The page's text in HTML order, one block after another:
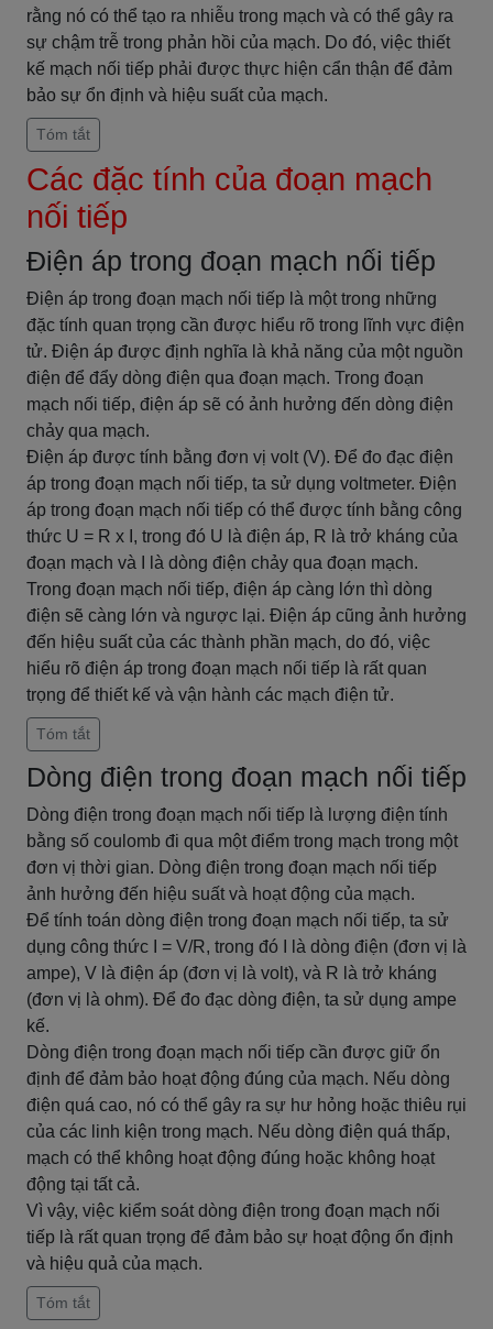
rằng nó có thể tạo ra nhiễu trong mạch và có thể gây ra
sự chậm trễ trong phản hồi của mạch. Do đó, việc thiết
kế mạch nối tiếp phải được thực hiện cẩn thận để đảm
bảo sự ổn định và hiệu suất của mạch.
Tóm tắt
Các đặc tính của đoạn mạch
nối tiếp
Điện áp trong đoạn mạch nối tiếp
Điện áp trong đoạn mạch nối tiếp là một trong những
đặc tính quan trọng cần được hiểu rõ trong lĩnh vực điện
tử. Điện áp được định nghĩa là khả năng của một nguồn
điện để đẩy dòng điện qua đoạn mạch. Trong đoạn
mạch nối tiếp, điện áp sẽ có ảnh hưởng đến dòng điện
chảy qua mạch.
Điện áp được tính bằng đơn vị volt (V). Để đo đạc điện
áp trong đoạn mạch nối tiếp, ta sử dụng voltmeter. Điện
áp trong đoạn mạch nối tiếp có thể được tính bằng công
thức U = R x I, trong đó U là điện áp, R là trở kháng của
đoạn mạch và I là dòng điện chảy qua đoạn mạch.
Trong đoạn mạch nối tiếp, điện áp càng lớn thì dòng
điện sẽ càng lớn và ngược lại. Điện áp cũng ảnh hưởng
đến hiệu suất của các thành phần mạch, do đó, việc
hiểu rõ điện áp trong đoạn mạch nối tiếp là rất quan
trọng để thiết kế và vận hành các mạch điện tử.
Tóm tắt
Dòng điện trong đoạn mạch nối tiếp
Dòng điện trong đoạn mạch nối tiếp là lượng điện tính
bằng số coulomb đi qua một điểm trong mạch trong một
đơn vị thời gian. Dòng điện trong đoạn mạch nối tiếp
ảnh hưởng đến hiệu suất và hoạt động của mạch.
Để tính toán dòng điện trong đoạn mạch nối tiếp, ta sử
dụng công thức I = V/R, trong đó I là dòng điện (đơn vị là
ampe), V là điện áp (đơn vị là volt), và R là trở kháng
(đơn vị là ohm). Để đo đạc dòng điện, ta sử dụng ampe
kế.
Dòng điện trong đoạn mạch nối tiếp cần được giữ ổn
định để đảm bảo hoạt động đúng của mạch. Nếu dòng
điện quá cao, nó có thể gây ra sự hư hỏng hoặc thiêu rụi
của các linh kiện trong mạch. Nếu dòng điện quá thấp,
mạch có thể không hoạt động đúng hoặc không hoạt
động tại tất cả.
Vì vậy, việc kiểm soát dòng điện trong đoạn mạch nối
tiếp là rất quan trọng để đảm bảo sự hoạt động ổn định
và hiệu quả của mạch.
Tóm tắt